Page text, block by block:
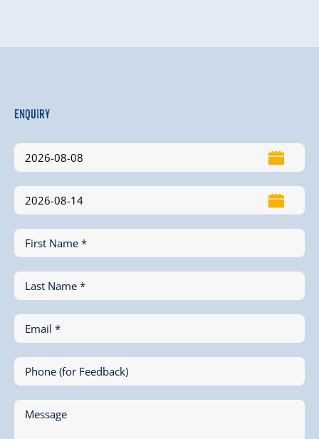
Enquiry
First Name *
Last Name *
Email *
Phone (for Feedback)
Message